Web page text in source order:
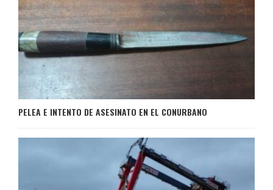
PELEA E INTENTO DE ASESINATO EN EL CONURBANO